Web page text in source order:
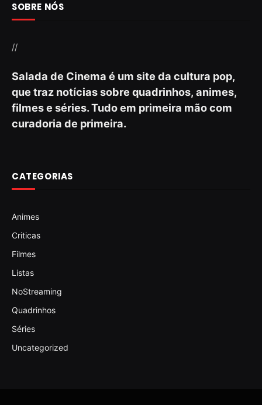
SOBRE NÓS
//
Salada de Cinema é um site da cultura pop,
que traz notícias sobre quadrinhos, animes,
filmes e séries. Tudo em primeira mão com
curadoria de primeira.
CATEGORIAS
Animes
Criticas
Filmes
Listas
NoStreaming
Quadrinhos
Séries
Uncategorized